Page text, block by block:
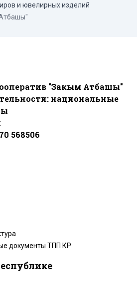
и ювелирных изделий
"Закым Атбашы"
национальные
568506
документы ТПП КР